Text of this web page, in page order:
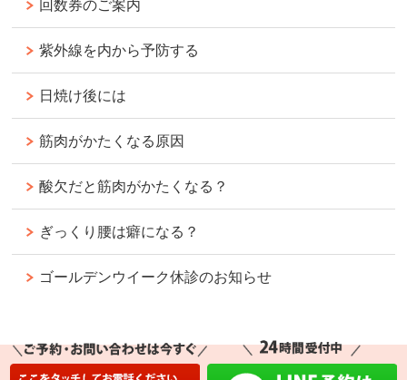
回数券のご案内
紫外線を内から予防する
日焼け後には
筋肉がかたくなる原因
酸欠だと筋肉がかたくなる？
ぎっくり腰は癖になる？
ゴールデンウイーク休診のお知らせ